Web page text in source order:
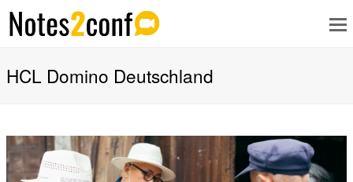
HCL Domino Deutschland